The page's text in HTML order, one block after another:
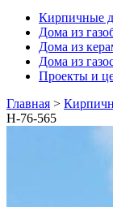
Кирпичные
Дома из
Дома из
Дома из
Проекты и
Главная >
Н-76-565